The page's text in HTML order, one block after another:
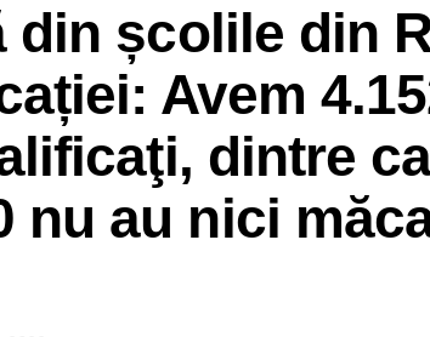
din școlile din
Avem
dintre
nu au nici